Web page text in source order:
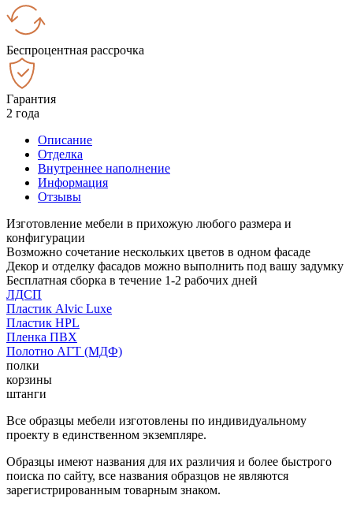
Беспроцентная рассрочка
Гарантия
2 года
Описание
Отделка
Внутреннее наполнение
Информация
Отзывы
Изготовление мебели в прихожую любого размера и
конфигурации
Возможно сочетание нескольких цветов в одном фасаде
Декор и отделку фасадов можно выполнить под вашу задумку
Бесплатная сборка в течение 1-2 рабочих дней
ЛДСП
Пластик Alvic Luxe
Пластик HPL
Пленка ПВХ
Полотно АГТ (МДФ)
полки
корзины
штанги
Все образцы мебели изготовлены по индивидуальному
проекту в единственном экземпляре.
Образцы имеют названия для их различия и более быстрого
поиска по сайту, все названия образцов не являются
зарегистрированным товарным знаком.